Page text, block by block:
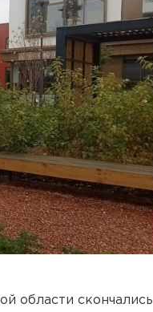
области скончались